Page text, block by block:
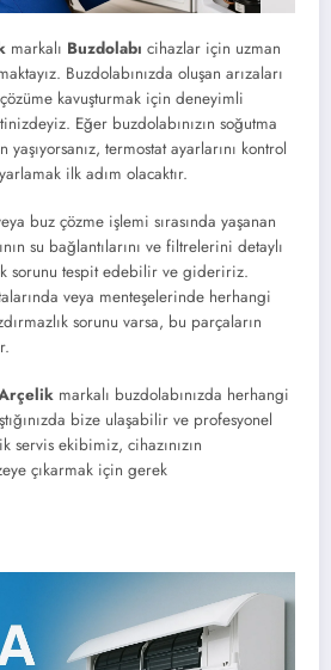
markalı Buzdolabı cihazlar için uzman
Buzdolabınızda oluşan arızaları
kavuşturmak için deneyimli
Eğer buzdolabınızın soğutma
termostat ayarlarını kontrol
ilk adım olacaktır.
buz çözme işlemi sırasında yaşanan
su bağlantılarını ve filtrelerini detaylı
sorunu tespit edebilir ve gideririz.
veya menteşelerinde herhangi
sorunu varsa, bu parçaların
markalı buzdolabınızda herhangi
bize ulaşabilir ve profesyonel
servis ekibimiz, cihazınızın
çıkarmak için gerek